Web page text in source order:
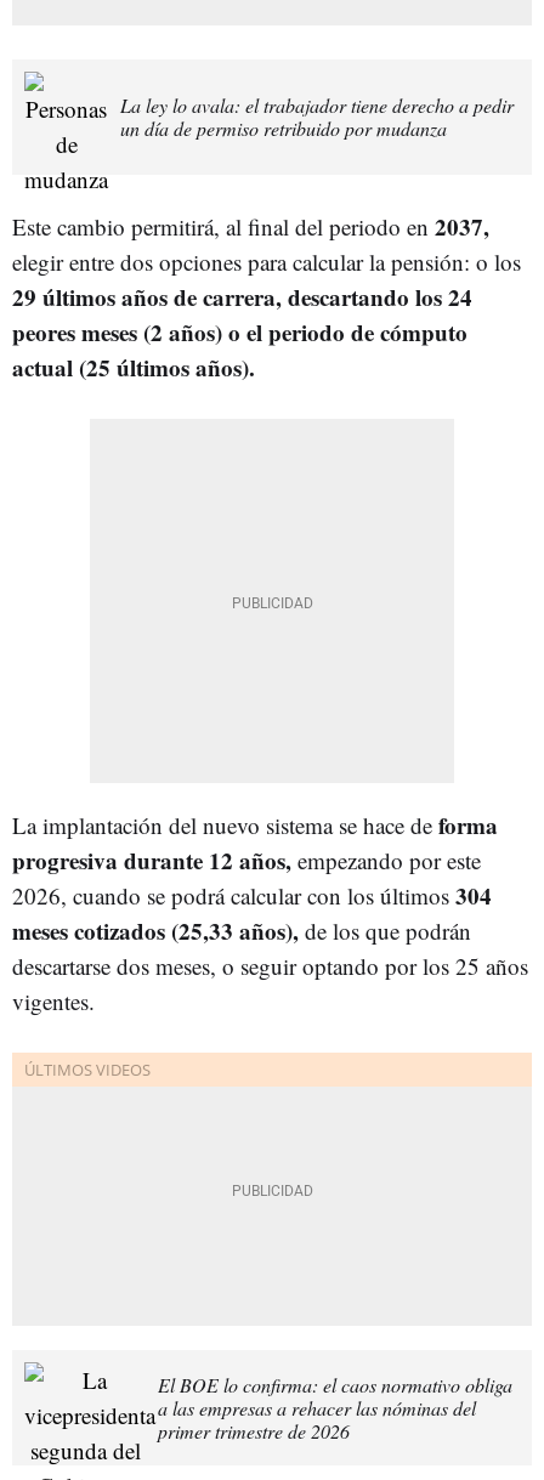
La ley lo avala: el trabajador tiene derecho a pedir
un día de permiso retribuido por mudanza
Este cambio permitirá, al final del periodo en 2037,
elegir entre dos opciones para calcular la pensión: o los
29 últimos años de carrera, descartando los 24
peores meses (2 años) o el periodo de cómputo
actual (25 últimos años).
La implantación del nuevo sistema se hace de forma
progresiva durante 12 años, empezando por este
2026, cuando se podrá calcular con los últimos 304
meses cotizados (25,33 años), de los que podrán
descartarse dos meses, o seguir optando por los 25 años
vigentes.
El BOE lo confirma: el caos normativo obliga
a las empresas a rehacer las nóminas del
primer trimestre de 2026